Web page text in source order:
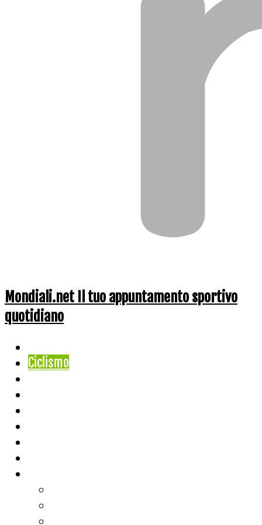
Mondiali.net Il tuo appuntamento sportivo
quotidiano
Ciclismo